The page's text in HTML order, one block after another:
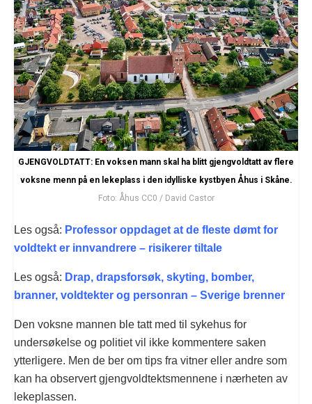
GJENGVOLDTATT: En voksen mann skal ha blitt gjengvoldtatt av flere
voksne menn på en lekeplass i den idylliske kystbyen Åhus i Skåne.
Foto: Åhus CC0 / David Castor
Les også: Professor oppdaget at de fleste dømt for
voldtekt er innvandrere – risikerer tiltale
Les også: Drap, drapsforsøk, skyting, bomber,
branner, voldtekter og personran – Sverige brenner
Den voksne mannen ble tatt med til sykehus for
undersøkelse og politiet vil ikke kommentere saken
ytterligere. Men de ber om tips fra vitner eller andre som
kan ha observert gjengvoldtektsmennene i nærheten av
lekeplassen.